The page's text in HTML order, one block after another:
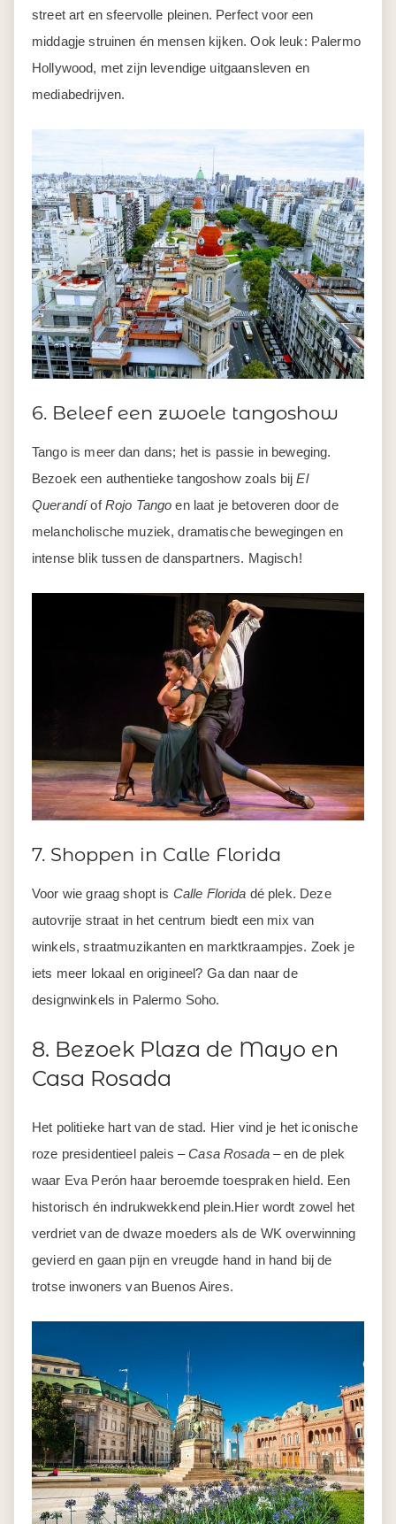
street art en sfeervolle pleinen. Perfect voor een
middagje struinen én mensen kijken. Ook leuk: Palermo
Hollywood, met zijn levendige uitgaansleven en
mediabedrijven.
6. Beleef een zwoele tangoshow
Tango is meer dan dans; het is passie in beweging.
Bezoek een authentieke tangoshow zoals bijEl
QuerandíofRojo Tango en laat je betoveren door de
melancholische muziek, dramatische bewegingen en
intense blik tussen de danspartners. Magisch!
7. Shoppen in Calle Florida
Voor wie graag shopt is Calle Florida dé plek. Deze
autovrije straat in het centrum biedt een mix van
winkels, straatmuzikanten en marktkraampjes. Zoek je
iets meer lokaal en origineel? Ga dan naar de
designwinkels in Palermo Soho.
8. Bezoek Plaza de Mayo en
Casa Rosada
Het politieke hart van de stad. Hier vind je het iconische
roze presidentieel paleis –Casa Rosada– en de plek
waar Eva Perón haar beroemde toespraken hield. Een
historisch én indrukwekkend plein.Hier wordt zowel het
verdriet van de dwaze moeders als de WK overwinning
gevierd en gaan pijn en vreugde hand in hand bij de
trotse inwoners van Buenos Aires.